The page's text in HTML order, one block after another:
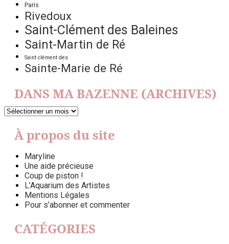
Paris
Rivedoux
Saint-Clément des Baleines
Saint-Martin de Ré
Saint clément des
Sainte-Marie de Ré
DANS MA BAZENNE (ARCHIVES)
DANS
BAZENNE
(ARCHIVES)
À propos du site
Maryline
Une aide précieuse
Coup de piston !
L’Aquarium des Artistes
Mentions Légales
Pour s’abonner et commenter
CATÉGORIES